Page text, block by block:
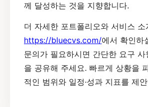
께 달성하는 것을 지향합니다.
더 자세한 포트폴리오와 서비스 소
https://bluecvs.com/에서 확인하
문의가 필요하시면 간단한 요구
을 공유해 주세요. 빠르게 상황을
적인 범위와 일정·성과 지표를 제